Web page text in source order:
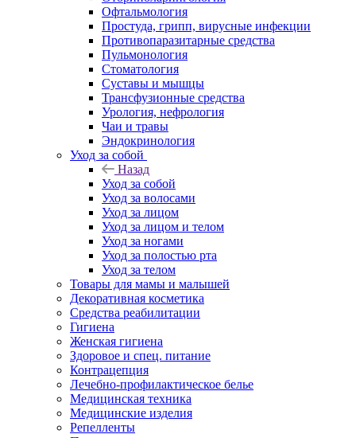
Офтальмология
Простуда, грипп, вирусные инфекции
Противопаразитарные средства
Пульмонология
Стоматология
Суставы и мышцы
Трансфузионные средства
Урология, нефрология
Чаи и травы
Эндокринология
Уход за собой
Назад
Уход за собой
Уход за волосами
Уход за лицом
Уход за лицом и телом
Уход за ногами
Уход за полостью рта
Уход за телом
Товары для мамы и малышей
Декоративная косметика
Средства реабилитации
Гигиена
Женская гигиена
Здоровое и спец. питание
Контрацепция
Лечебно-профилактическое белье
Медицинская техника
Медицинские изделия
Репелленты